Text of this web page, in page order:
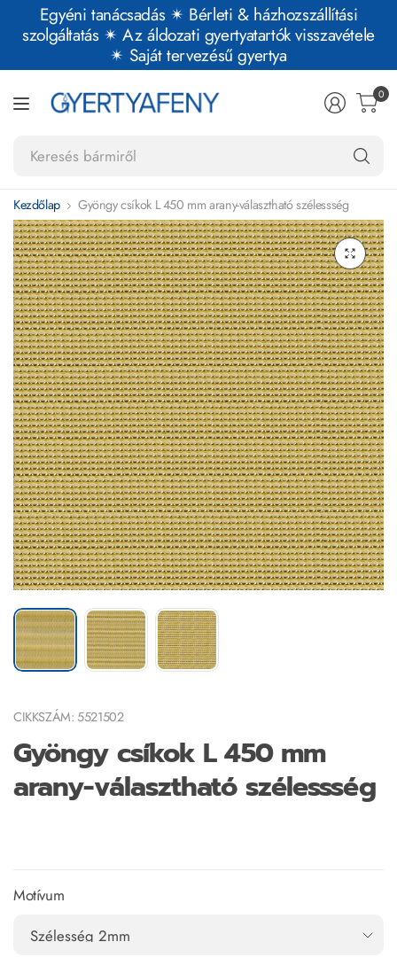
Egyéni tanácsadás ✴︎ Bérleti & házhozszállítási
szolgáltatás ✴︎ Az áldozati gyertyatartók visszavétele
✴︎ Saját tervezésű gyertya
0
Kezdőlap Gyöngy csíkok L 450 mm arany-választható szélessség
CIKKSZÁM: 5521502
Gyöngy csíkok L 450 mm
arany-választható szélessség
Motívum